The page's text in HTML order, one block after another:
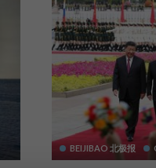
BEIJIBAO 北极报